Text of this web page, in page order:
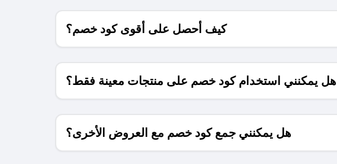
كيف أحصل على أقوى كود خصم؟
هل يمكنني استخدام كود خصم على منتجات معينة فقط؟
هل يمكنني جمع كود خصم مع العروض الأخرى؟